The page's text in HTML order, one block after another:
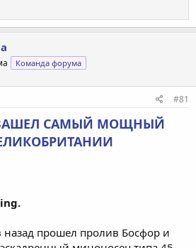
Команда форума
#81
САМЫЙ МОЩНЫЙ
назад прошел пролив Босфор и